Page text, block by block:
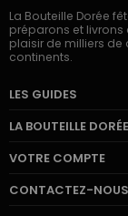
La Bouteille Dorée
préparons et
plaisir de milliers de
continents.
LES GUIDES
LA BOUTEILLE DORÉE
VOTRE COMPTE
CONTACTEZ-NOUS